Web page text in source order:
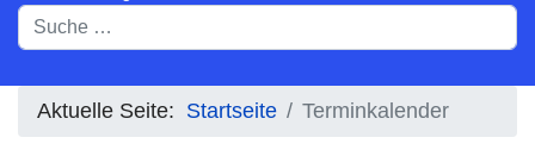
Suchen
Aktuelle Seite: Startseite Terminkalender